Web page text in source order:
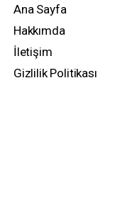
Ana Sayfa
Hakkımda
İletişim
Gizlilik Politikası